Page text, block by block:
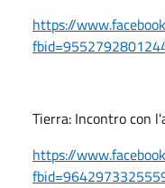
https://
Tierra: Incontro con
https://